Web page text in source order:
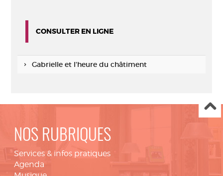
CONSULTER EN LIGNE
Gabrielle et l'heure du châtiment
NOS RUBRIQUES
Services & infos pratiques
Agenda